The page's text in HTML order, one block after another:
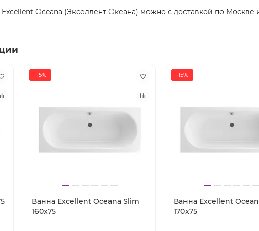
Oceana (Экселлент Океана) можно с доставкой по Москве
-15%
Ванна Excellent Oceana Slim
160x75
-15%
Ванна Excellent
170x75